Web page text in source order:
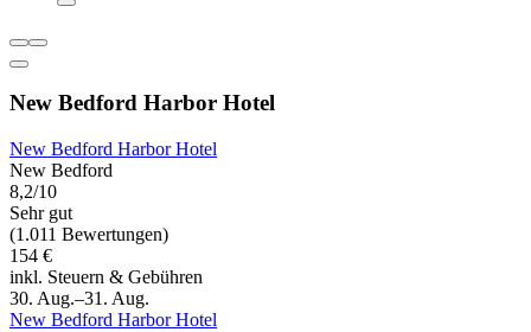
New Bedford Harbor Hotel
New Bedford Harbor Hotel
New Bedford
8,2/10
Sehr gut
(1.011 Bewertungen)
154 €
inkl. Steuern & Gebühren
30. Aug.–31. Aug.
New Bedford Harbor Hotel